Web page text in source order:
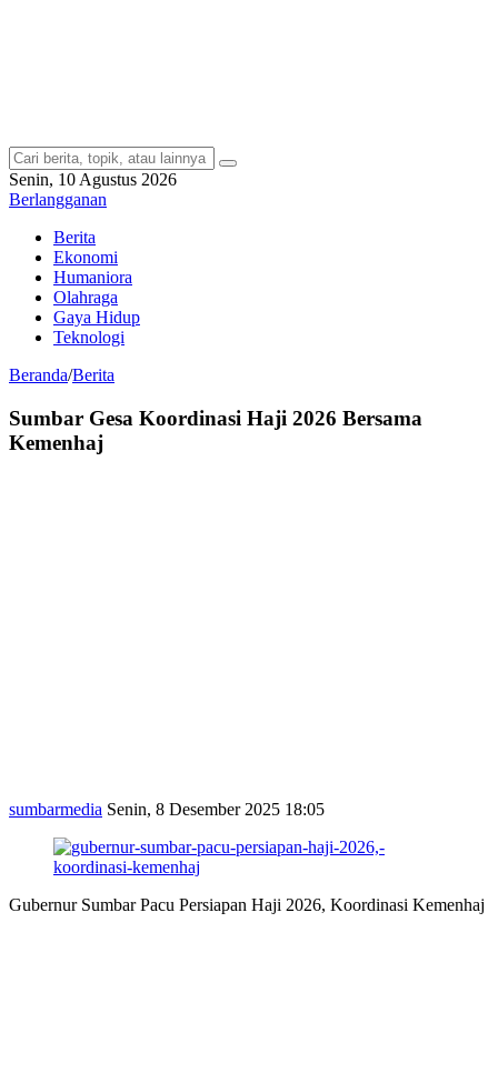
Senin, 10 Agustus 2026
Berlangganan
Berita
Ekonomi
Humaniora
Olahraga
Gaya Hidup
Teknologi
Beranda/Berita
Sumbar Gesa Koordinasi Haji 2026 Bersama
Kemenhaj
sumbarmedia Senin, 8 Desember 2025 18:05
Gubernur Sumbar Pacu Persiapan Haji 2026, Koordinasi Kemenhaj